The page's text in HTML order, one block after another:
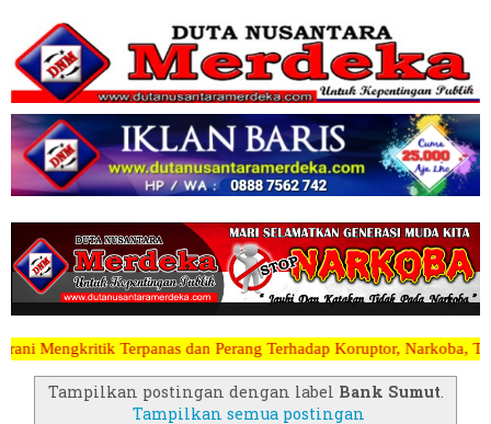
Perang Terhadap Koruptor, Narkoba, Teroris Musuh Rakyat
Tampilkan postingan dengan label Bank Sumut
Tampilkan semua postingan